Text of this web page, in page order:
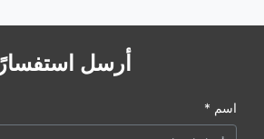
أرسل استفسارًا
اسم *